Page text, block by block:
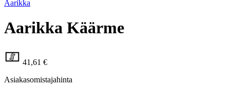
Aarikka
Aarikka Käärme
41,61 €
Asiakasomistajahinta